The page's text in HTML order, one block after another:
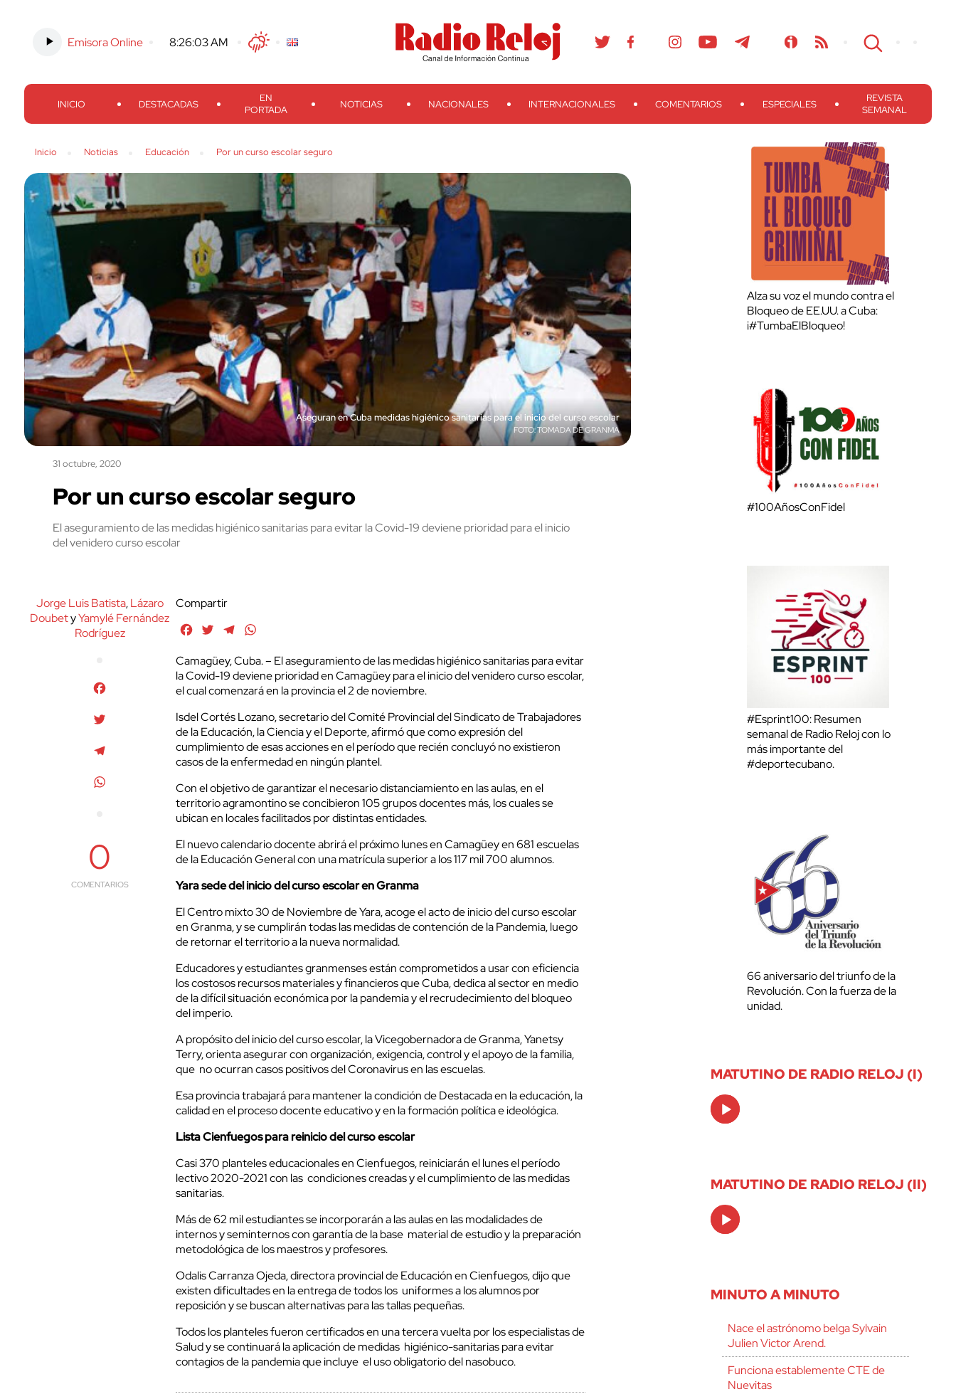
Emisora Online 8:26:04 AM TwitterFacebook
Threads
Instagram TelegramTeveo Ivoox RSS Search
INICIO DESTACADAS
EN
PORTADA
NOTICIAS NACIONALES INTERNACIONALES COMENTARIOS ESPECIALES
REVISTA
SEMANAL
Inicio Noticias Educación Por un curso escolar seguro
Aseguran en Cuba medidas higiénico sanitarias para el inicio del curso escolar
TOMADA DE GRANMA
31 octubre, 2020
Por un curso escolar seguro
El aseguramiento de las medidas higiénico sanitarias para evitar la Covid-19 deviene prioridad para el inicio
del venidero curso escolar
Jorge Luis Batista,Lázaro
DoubetyYamylé Fernández
Rodríguez
0
COMENTARIOS
Compartir
FacebookTwitterTelegram
Camagüey, Cuba. – El aseguramiento de las medidas higiénico sanitarias para evitar
la Covid-19 deviene prioridad en Camagüey para el inicio del venidero curso escolar,
el cual comenzará en la provincia el 2 de noviembre.
Isdel Cortés Lozano, secretario del Comité Provincial del Sindicato de Trabajadores
de la Educación, la Ciencia y el Deporte, afirmó que como expresión del
cumplimiento de esas acciones en el período que recién concluyó no existieron
casos de la enfermedad en ningún plantel.
Con el objetivo de garantizar el necesario distanciamiento en las aulas, en el
territorio agramontino se concibieron 105 grupos docentes más, los cuales se
ubican en locales facilitados por distintas entidades.
El nuevo calendario docente abrirá el próximo lunes en Camagüey en 681 escuelas
de la Educación General con una matrícula superior a los 117 mil 700 alumnos.
Yara sede del inicio del curso escolar en Granma
El Centro mixto 30 de Noviembre de Yara, acoge el acto de inicio del curso escolar
en Granma, y se cumplirán todas las medidas de contención de la Pandemia, luego
de retornar el territorio a la nueva normalidad.
Educadores y estudiantes granmenses están comprometidos a usar con eficiencia
los costosos recursos materiales y financieros que Cuba, dedica al sector en medio
de la difícil situación económica por la pandemia y el recrudecimiento del bloqueo
del imperio.
A propósito del inicio del curso escolar, la Vicegobernadora de Granma, Yanetsy
Terry, orienta asegurar con organización, exigencia, control y el apoyo de la familia,
que no ocurran casos positivos del Coronavirus en las escuelas.
Esa provincia trabajará para mantener la condición de Destacada en la educación, la
calidad en el proceso docente educativo y en la formación política e ideológica.
Lista Cienfuegos para reinicio del curso escolar
Casi 370 planteles educacionales en Cienfuegos, reiniciarán el lunes el período
lectivo 2020-2021 con las condiciones creadas y el cumplimiento de las medidas
sanitarias.
Más de 62 mil estudiantes se incorporarán a las aulas en las modalidades de
internos y seminternos con garantía de la base material de estudio y la preparación
metodológica de los maestros y profesores.
Odalis Carranza Ojeda, directora provincial de Educación en Cienfuegos, dijo que
existen dificultades en la entrega de todos los uniformes a los alumnos por
reposición y se buscan alternativas para las tallas pequeñas.
Todos los planteles fueron certificados en una tercera vuelta por los especialistas de
Salud y se continuará la aplicación de medidas higiénico-sanitarias para evitar
contagios de la pandemia que incluye el uso obligatorio del nasobuco.
Alza su voz el mundo contra el
Bloqueo de EE.UU. a Cuba:
¡#TumbaElBloqueo!
#100AñosConFidel
#Esprint100: Resumen
semanal de Radio Reloj con lo
más importante del
#deportecubano.
66 aniversario del triunfo de la
Revolución. Con la fuerza de la
unidad.
MATUTINO DE RADIO RELOJ (I)
Audio
Player
MATUTINO DE RADIO RELOJ (II)
Audio
Player
MINUTO A MINUTO
Nace el astrónomo belga Sylvain
Julien Victor Arend.
Funciona establemente CTE de
Nuevitas